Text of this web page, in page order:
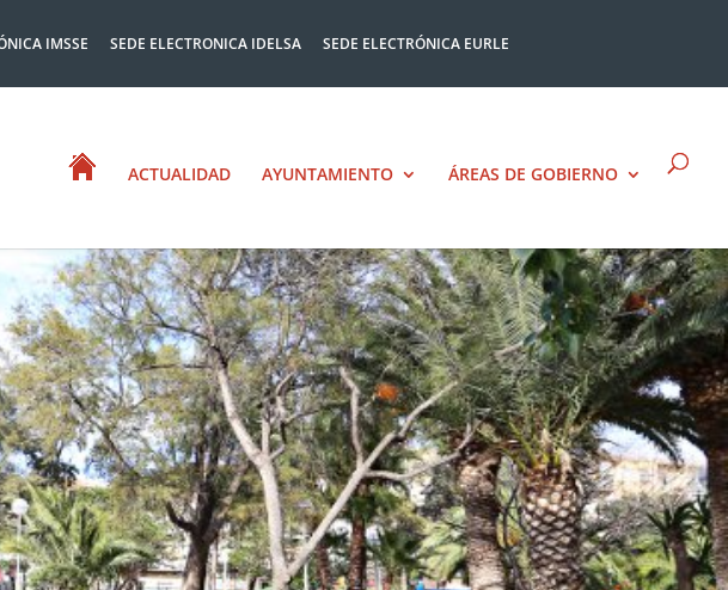
IMSSE SEDE ELECTRONICA IDELSA SEDE ELECTRÓNICA EURLE
ACTUALIDAD AYUNTAMIENTO ÁREAS DE GOBIERNO